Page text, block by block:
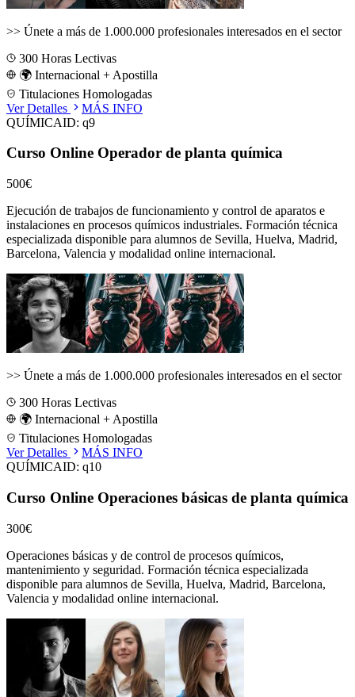
>> Únete a más de 1.000.000 profesionales interesados en el sector
300 Horas Lectivas
🌍 Internacional + Apostilla
Titulaciones Homologadas
Ver Detalles
MÁS INFO
QUÍMICAID: q9
Curso Online Operador de planta química
500€
Ejecución de trabajos de funcionamiento y control de aparatos e
instalaciones en procesos químicos industriales. Formación técnica
especializada disponible para alumnos de Sevilla, Huelva, Madrid,
Barcelona, Valencia y modalidad online internacional.
>> Únete a más de 1.000.000 profesionales interesados en el sector
300 Horas Lectivas
🌍 Internacional + Apostilla
Titulaciones Homologadas
Ver Detalles
MÁS INFO
QUÍMICAID: q10
Curso Online Operaciones básicas de planta química
300€
Operaciones básicas y de control de procesos químicos,
mantenimiento y seguridad. Formación técnica especializada
disponible para alumnos de Sevilla, Huelva, Madrid, Barcelona,
Valencia y modalidad online internacional.